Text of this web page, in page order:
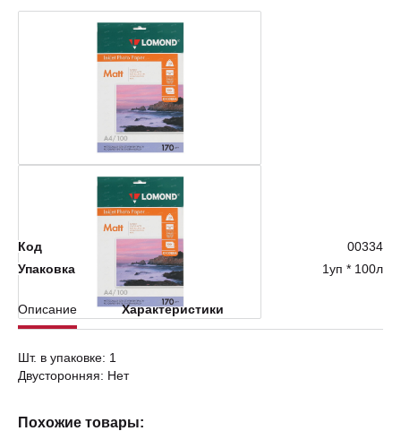
Нет в наличии
Код
00334
Упаковка
1уп * 100л
Описание Характеристики
Шт. в упаковке: 1
Двусторонняя: Нет
Похожие товары: